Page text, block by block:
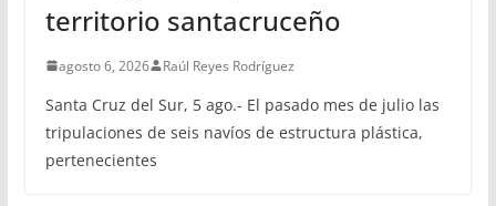
territorio santacruceño
agosto 6, 2026 Raúl Reyes Rodríguez
Santa Cruz del Sur, 5 ago.- El pasado mes de julio las
tripulaciones de seis navíos de estructura plástica,
pertenecientes